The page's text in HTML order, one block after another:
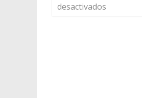
desactivados